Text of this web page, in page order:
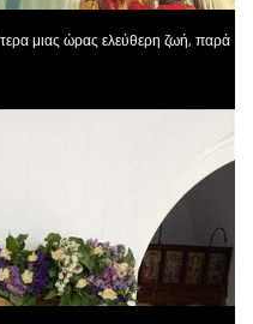
μιας ώρας ελεύθερη ζωή, παρά